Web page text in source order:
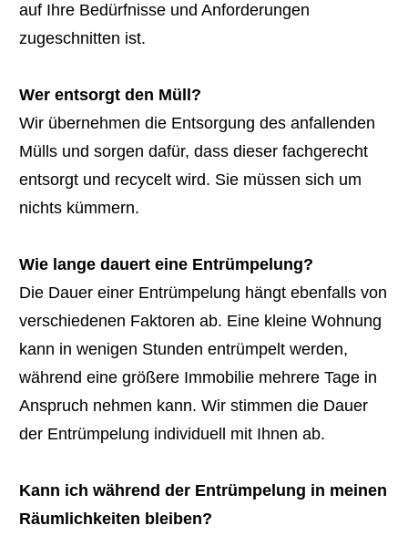
auf Ihre Bedürfnisse und Anforderungen
zugeschnitten ist.
Wer entsorgt den Müll?
Wir übernehmen die Entsorgung des anfallenden
Mülls und sorgen dafür, dass dieser fachgerecht
entsorgt und recycelt wird. Sie müssen sich um
nichts kümmern.
Wie lange dauert eine Entrümpelung?
Die Dauer einer Entrümpelung hängt ebenfalls von
verschiedenen Faktoren ab. Eine kleine Wohnung
kann in wenigen Stunden entrümpelt werden,
während eine größere Immobilie mehrere Tage in
Anspruch nehmen kann. Wir stimmen die Dauer
der Entrümpelung individuell mit Ihnen ab.
Kann ich während der Entrümpelung in meinen
Räumlichkeiten bleiben?